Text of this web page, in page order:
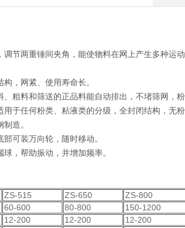
节两重锤间夹角，能使物料在网上产生多种运
，网紧、使用寿命长。
粗料和筛送的正品料能自动排出，不堵筛网，粉
于任何粉类、粘液类的分级，全封闭结构，无粉
造。
可装万向轮，随时移动。
，帮助振动，并增加频率。
ZS-515 ZS-650 ZS-800
60-600 80-800 150-1200
12-200 12-200 12-200